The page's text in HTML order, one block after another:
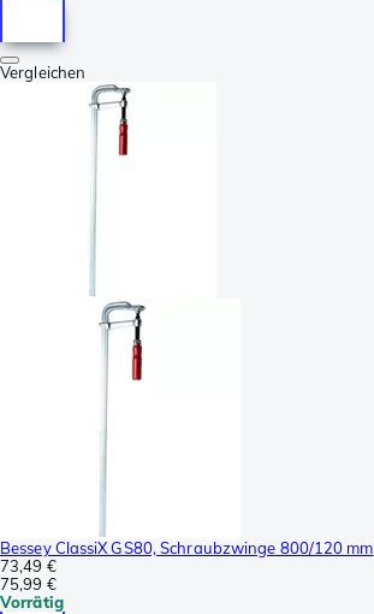
Vergleichen
Bessey ClassiX GS80, Schraubzwinge 800/120 mm
73,49 €
75,99 €
Vorrätig